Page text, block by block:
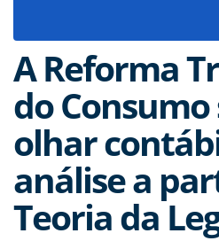
A Reforma
do Consumo
olhar
análise a
Teoria da